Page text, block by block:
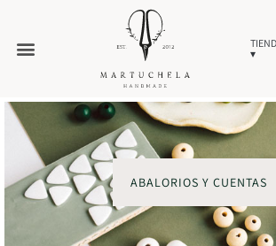
ABALORIOS Y CUENTAS